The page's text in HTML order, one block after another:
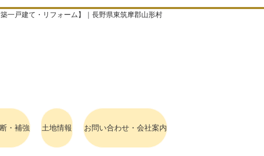
築一戸建て・リフォーム】｜長野県東筑摩郡山形村
・補強 土地情報 お問い合わせ・会社案内